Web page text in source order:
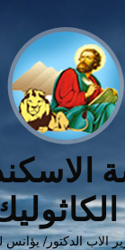
الاب الدكتور/